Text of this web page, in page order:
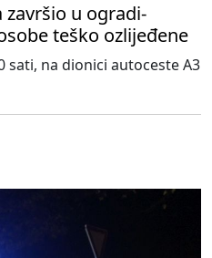
završio u ogradi-
teško ozlijeđene
sati, na dionici autoceste A3